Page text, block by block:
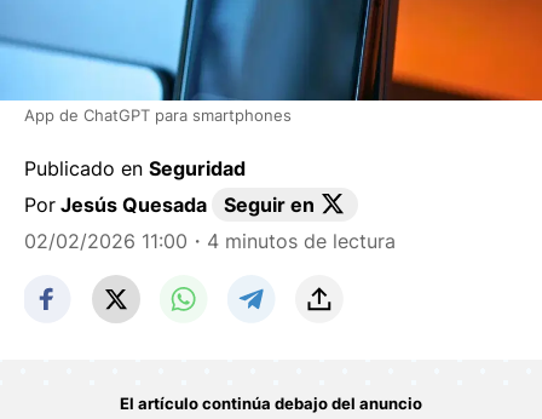
App de ChatGPT para smartphones
Publicado en Seguridad
Por Jesús Quesada
Seguir en
02/02/2026 11:00 ・4 minutos de lectura